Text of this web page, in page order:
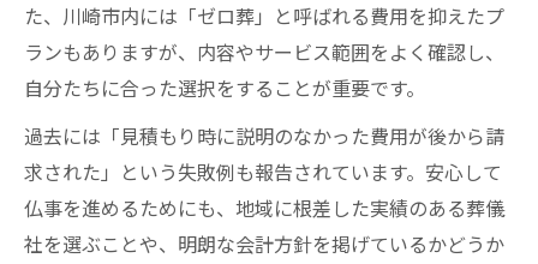
た、川崎市内には「ゼロ葬」と呼ばれる費用を抑えたプ
ランもありますが、内容やサービス範囲をよく確認し、
自分たちに合った選択をすることが重要です。
過去には「見積もり時に説明のなかった費用が後から請
求された」という失敗例も報告されています。安心して
仏事を進めるためにも、地域に根差した実績のある葬儀
社を選ぶことや、明朗な会計方針を掲げているかどうか